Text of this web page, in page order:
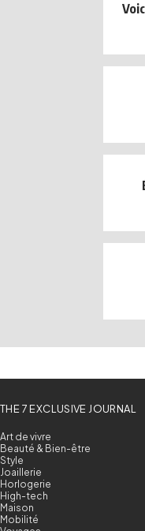
THE 7 EXCLUSIVE JOURNAL
Art de vivre
Beauté & Bien-être
Style
Joaillerie
Horlogerie
High-tech
Maison
Mobilité